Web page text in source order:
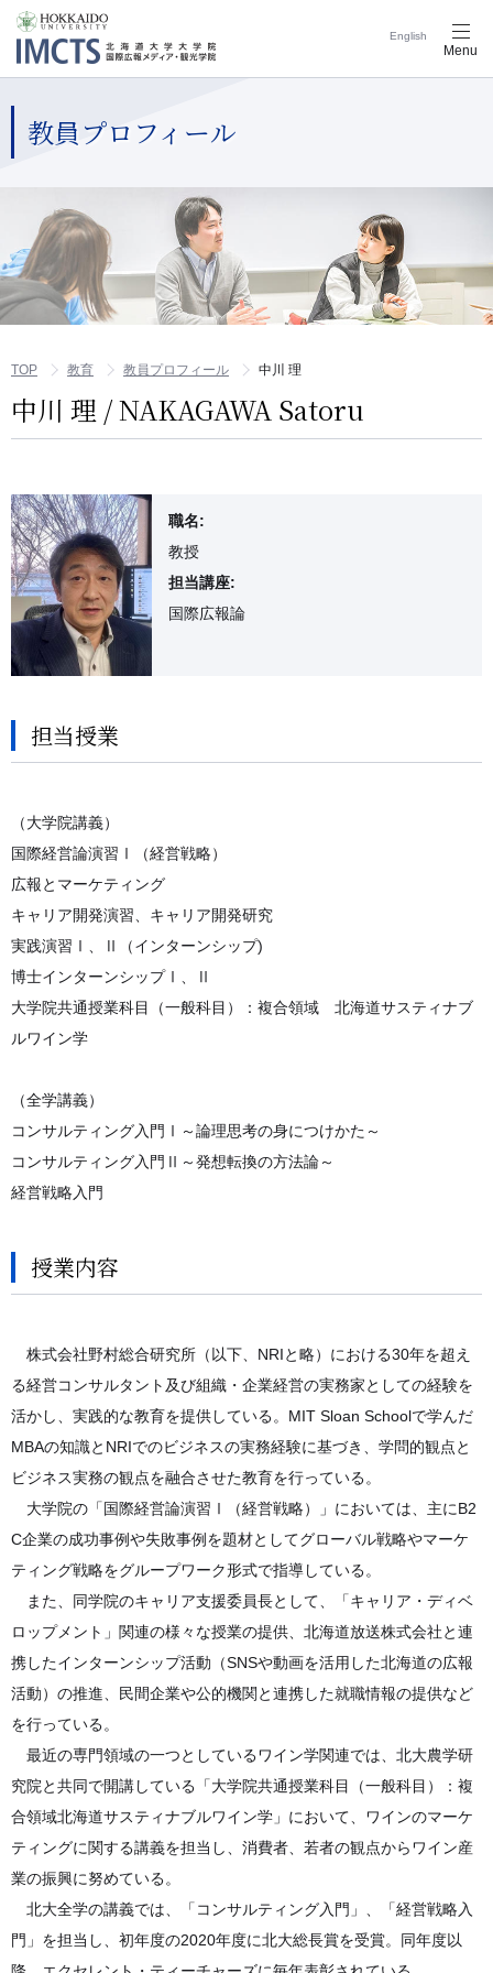
English
メ
ュ
シ
Menu
教員プロフィール
TOP 教育 教員プロフィール 中川 理
中川 理 / NAKAGAWA Satoru
職名:
教授
担当講座:
国際広報論
担当授業
（大学院講義）
国際経営論演習Ⅰ（経営戦略）
広報とマーケティング
キャリア開発演習、キャリア開発研究
実践演習Ⅰ、Ⅱ（インターンシップ)
博士インターンシップⅠ、Ⅱ
大学院共通授業科目（一般科目）：複合領域 北海道サスティナブ
ルワイン学
（全学講義）
コンサルティング入門Ⅰ～論理思考の身につけかた～
コンサルティング入門Ⅱ～発想転換の方法論～
経営戦略入門
授業内容
株式会社野村総合研究所（以下、NRIと略）における30年を超え
る経営コンサルタント及び組織・企業経営の実務家としての経験を
活かし、実践的な教育を提供している。MIT Sloan Schoolで学んだ
MBAの知識とNRIでのビジネスの実務経験に基づき、学問的観点と
ビジネス実務の観点を融合させた教育を行っている。
大学院の「国際経営論演習Ⅰ（経営戦略）」においては、主にB2
C企業の成功事例や失敗事例を題材としてグローバル戦略やマーケ
ティング戦略をグループワーク形式で指導している。
また、同学院のキャリア支援委員長として、「キャリア・ディベ
ロップメント」関連の様々な授業の提供、北海道放送株式会社と連
携したインターンシップ活動（SNSや動画を活用した北海道の広報
活動）の推進、民間企業や公的機関と連携した就職情報の提供など
を行っている。
最近の専門領域の一つとしているワイン学関連では、北大農学研
究院と共同で開講している「大学院共通授業科目（一般科目）：複
合領域北海道サスティナブルワイン学」において、ワインのマーケ
ティングに関する講義を担当し、消費者、若者の観点からワイン産
業の振興に努めている。
北大全学の講義では、「コンサルティング入門」、「経営戦略入
門」を担当し、初年度の2020年度に北大総長賞を受賞。同年度以